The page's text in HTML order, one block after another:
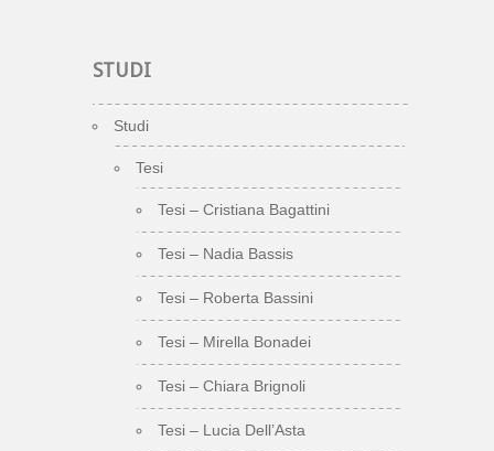
STUDI
Studi
Tesi
Tesi – Cristiana Bagattini
Tesi – Nadia Bassis
Tesi – Roberta Bassini
Tesi – Mirella Bonadei
Tesi – Chiara Brignoli
Tesi – Lucia Dell’Asta